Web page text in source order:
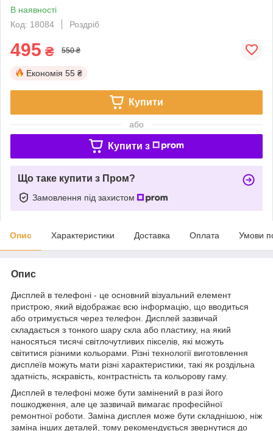
В наявності
Код: 18084
Роздріб
495 ₴ 550 ₴
Економія 55 ₴
Купити
або
Купити з
Що таке купити з Пром?
Замовлення під захистом
Опис Характеристики Доставка Оплата Умови
Опис
Дисплей в телефоні - це основний візуальний елемент
пристрою, який відображає всю інформацію, що вводиться
або отримується через телефон. Дисплей зазвичай
складається з тонкого шару скла або пластику, на який
наносяться тисячі світлочутливих пікселів, які можуть
світитися різними кольорами. Різні технології виготовлення
дисплеїв можуть мати різні характеристики, такі як роздільна
здатність, яскравість, контрастність та кольорову гаму.
Дисплей в телефоні може бути замінений в разі його
пошкодження, але це зазвичай вимагає професійної
ремонтної роботи. Заміна дисплея може бути складнішою, ніж
заміна інших деталей, тому рекомендується звернутися до